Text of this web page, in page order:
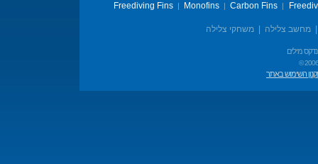
Freediving Fins| Monofins| Carbon Fins|
מחשב צלילה משחקי צלילה
מילים
©
השימוש באתר